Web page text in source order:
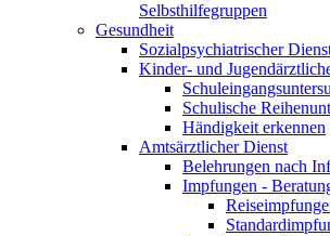
Selbsthilfegruppen
Gesundheit
Sozialpsychiatrischer
Kinder- und
Schulische
Händigkeit erkennen
Amtsärztlicher Dienst
Belehrungen nach
Impfungen -